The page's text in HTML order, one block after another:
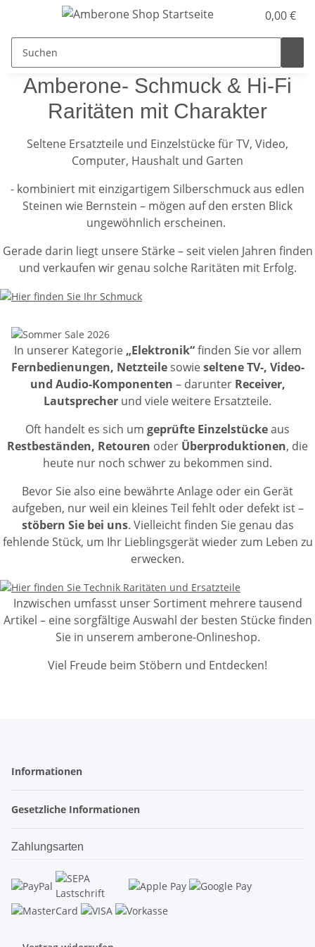
0,00 €
Amberone- Schmuck & Hi-Fi
Raritäten mit Charakter
Seltene Ersatzteile und Einzelstücke für TV, Video,
Computer, Haushalt und Garten
- kombiniert mit einzigartigem Silberschmuck aus edlen
Steinen wie Bernstein – mögen auf den ersten Blick
ungewöhnlich erscheinen.
Gerade darin liegt unsere Stärke – seit vielen Jahren finden
und verkaufen wir genau solche Raritäten mit Erfolg.
In unserer Kategorie „Elektronik“finden Sie vor allem
Fernbedienungen, Netzteilesowieseltene TV-, Video-
und Audio-Komponenten – darunter Receiver,
Lautsprecher und viele weitere Ersatzteile.
Oft handelt es sich um geprüfte Einzelstückeaus
Restbeständen, Retouren oder Überproduktionen, die
heute nur noch schwer zu bekommen sind.
Bevor Sie also eine bewährte Anlage oder ein Gerät
aufgeben, nur weil ein kleines Teil fehlt oder defekt ist –
stöbern Sie bei uns. Vielleicht finden Sie genau das
fehlende Stück, um Ihr Lieblingsgerät wieder zum Leben zu
erwecken.
Inzwischen umfasst unser Sortiment mehrere tausend
Artikel – eine sorgfältige Auswahl der besten Stücke finden
Sie in unserem amberone-Onlineshop.
Viel Freude beim Stöbern und Entdecken!
Informationen
Gesetzliche Informationen
Zahlungsarten